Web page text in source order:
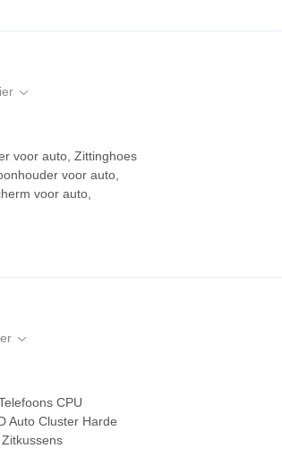

voor auto, Zittinghoes
voor auto,
voor auto,

CPU
Auto Cluster Harde